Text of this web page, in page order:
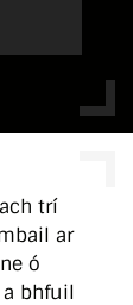
trí
ar
ó
bhfuil